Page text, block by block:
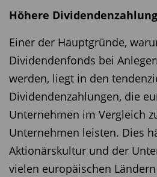
Höhere
Einer der Hauptgründe,
Dividendenfonds bei
werden, liegt in den
Dividendenzahlungen, die
Unternehmen im Vergleich
Unternehmen leisten. Dies
Aktionärskultur und der
vielen europäischen